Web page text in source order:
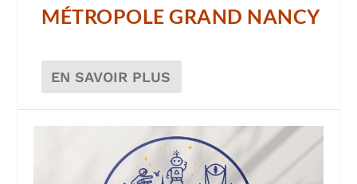
MÉTROPOLE GRAND NANCY
EN SAVOIR PLUS